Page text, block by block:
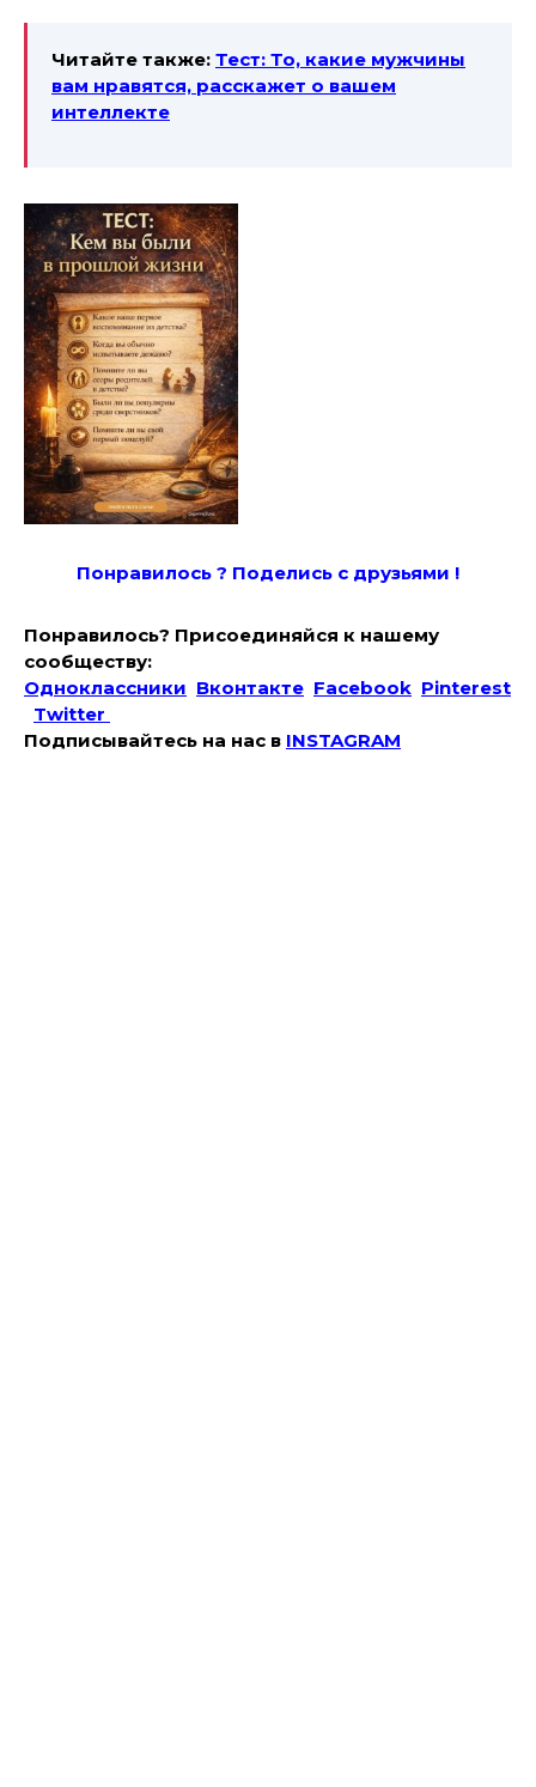
Читайте также: Тест: То, какие мужчины
вам нравятся, расскажет о вашем
интеллекте
Понравилось ? Поделись с друзьями !
Понравилось? Присоединяйся к нашему
сообществу:
Одноклассники Вконтакте Facebook Pinterest
Twitter
Подписывайтесь на наc в INSTAGRAM